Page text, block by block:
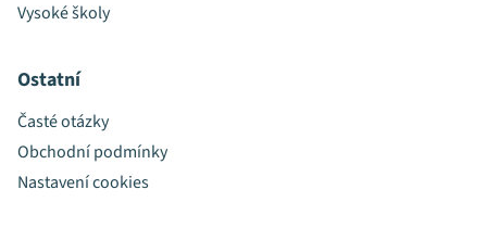
Vysoké školy
Ostatní
Časté otázky
Obchodní podmínky
Nastavení cookies